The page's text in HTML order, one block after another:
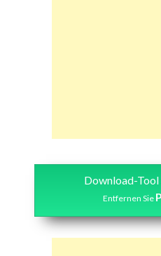
Download-Tool
Entfernen Sie